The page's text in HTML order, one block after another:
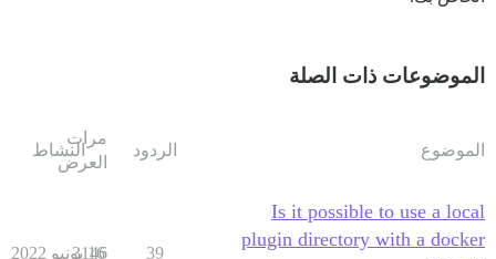
الموضوعات ذات الصلة
الموضوع الردود
مرات
العرض
النشاط
Is it possible to use a local
plugin directory with a docker
39
3146
16 يونيو 2022